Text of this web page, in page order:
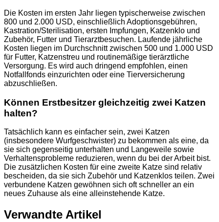
Die Kosten im ersten Jahr liegen typischerweise zwischen
800 und 2.000 USD, einschließlich Adoptionsgebühren,
Kastration/Sterilisation, ersten Impfungen, Katzenklo und
Zubehör, Futter und Tierarztbesuchen. Laufende jährliche
Kosten liegen im Durchschnitt zwischen 500 und 1.000 USD
für Futter, Katzenstreu und routinemäßige tierärztliche
Versorgung. Es wird auch dringend empfohlen, einen
Notfallfonds einzurichten oder eine Tierversicherung
abzuschließen.
Können Erstbesitzer gleichzeitig zwei Katzen
halten?
Tatsächlich kann es einfacher sein, zwei Katzen
(insbesondere Wurfgeschwister) zu bekommen als eine, da
sie sich gegenseitig unterhalten und Langeweile sowie
Verhaltensprobleme reduzieren, wenn du bei der Arbeit bist.
Die zusätzlichen Kosten für eine zweite Katze sind relativ
bescheiden, da sie sich Zubehör und Katzenklos teilen. Zwei
verbundene Katzen gewöhnen sich oft schneller an ein
neues Zuhause als eine alleinstehende Katze.
Verwandte Artikel